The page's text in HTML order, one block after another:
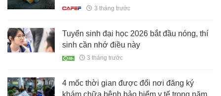
đáng chú ý hơn rất nhiều
3 tháng trước
Tuyển sinh đại học 2026 bắt đầu nóng, thí
sinh cần nhớ điều này
3 tháng trước
4 mốc thời gian được đổi nơi đăng ký
khám chữa bệnh bảo hiểm y tế trong năm